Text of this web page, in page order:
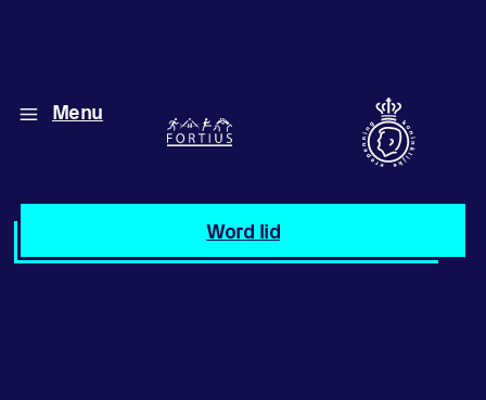
Menu
Word lid
Diverse disciplines
Atletiek